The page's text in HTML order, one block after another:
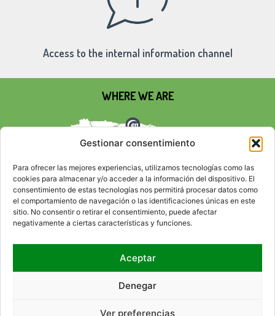
Gestionar consentimiento
Para ofrecer las mejores experiencias, utilizamos tecnologías como las
cookies para almacenar y/o acceder a la información del dispositivo. El
consentimiento de estas tecnologías nos permitirá procesar datos como
el comportamiento de navegación o las identificaciones únicas en este
sitio. No consentir o retirar el consentimiento, puede afectar
negativamente a ciertas características y funciones.
Aceptar
Denegar
Ver preferencias
Access to the internal information channel
WHERE WE ARE
SOCIAL NETWORKS